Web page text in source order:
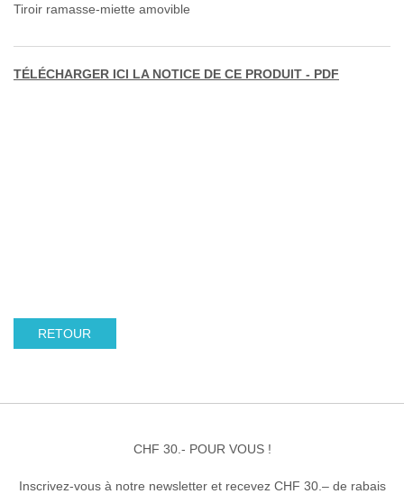
Tiroir ramasse-miette amovible
TÉLÉCHARGER ICI LA NOTICE DE CE PRODUIT - PDF
RETOUR
CHF 30.- POUR VOUS !
Inscrivez-vous à notre newsletter et recevez CHF 30.– de rabais